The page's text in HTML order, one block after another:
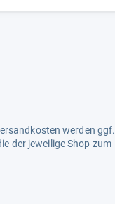
werden ggf.
der jeweilige Shop zum